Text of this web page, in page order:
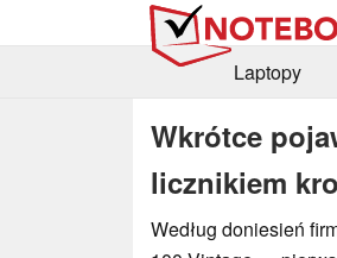
Laptopy
Wkrótce
licznikiem
Według doniesień